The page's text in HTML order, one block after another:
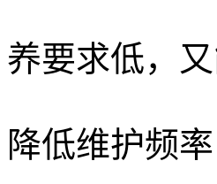
养要求低，
降低维护频